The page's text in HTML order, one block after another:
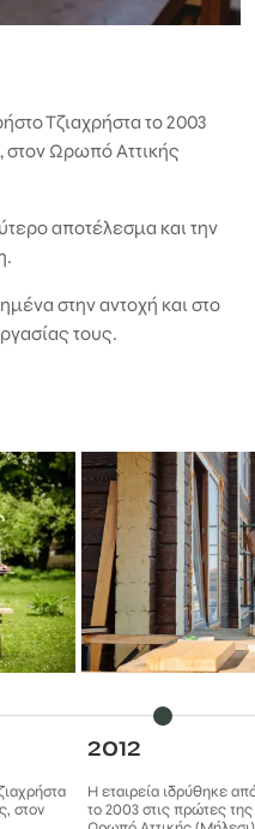
Τζιαχρήστα το 2003
στον Ωρωπό Αττικής
αποτέλεσμα και την
στην αντοχή και στο
τους.
στον
2012
Η εταιρεία ιδρύθηκε
το 2003 στις πρώτες